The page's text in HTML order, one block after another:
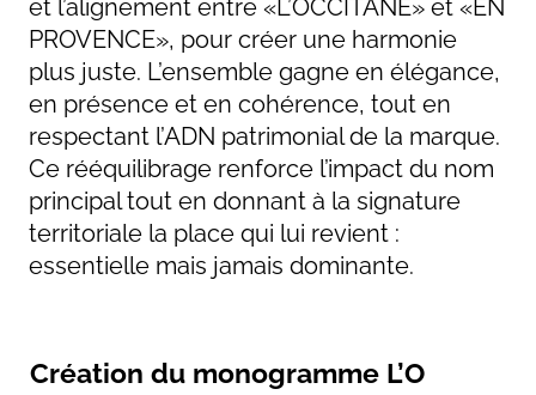
et l’alignement entre «L’OCCITANE» et «EN
PROVENCE», pour créer une harmonie
plus juste. L’ensemble gagne en élégance,
en présence et en cohérence, tout en
respectant l’ADN patrimonial de la marque.
Ce rééquilibrage renforce l’impact du nom
principal tout en donnant à la signature
territoriale la place qui lui revient :
essentielle mais jamais dominante.
Création du monogramme L’O